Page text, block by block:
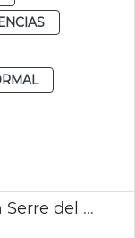
Adjudicación mejora sala La Serre del Museu de la Ciutat